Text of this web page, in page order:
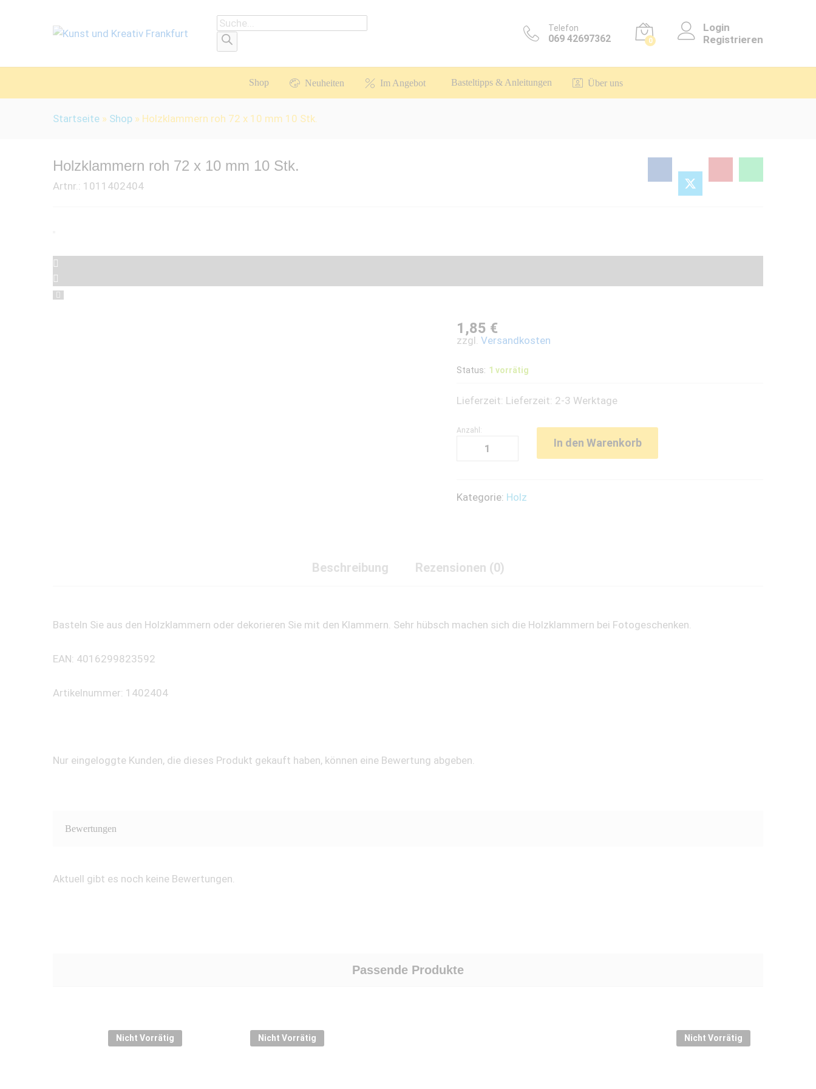
Products
search
Telefon
069 42697362 0
Login
Registrieren
Shop Neuheiten Im Angebot Basteltipps & Anleitungen Über uns
Startseite » Shop » Holzklammern roh 72 x 10 mm 10 Stk.
Holzklammern roh 72 x 10 mm 10 Stk.
Artnr.: 1011402404
1,85 €
zzgl. Versandkosten
Status: 1 vorrätig
Lieferzeit: Lieferzeit: 2-3 Werktage
Holzklammern
10
quantity
Anzahl:
In den Warenkorb
Kategorie: Holz
Beschreibung Rezensionen (0)
Basteln Sie aus den Holzklammern oder dekorieren Sie mit den Klammern. Sehr hübsch machen sich die Holzklammern bei Fotogeschenken.
EAN: 4016299823592
Artikelnummer: 1402404
Nur eingeloggte Kunden, die dieses Produkt gekauft haben, können eine Bewertung abgeben.
Bewertungen
Aktuell gibt es noch keine Bewertungen.
Passende Produkte
Nicht Vorrätig Nicht Vorrätig Nicht Vorrätig